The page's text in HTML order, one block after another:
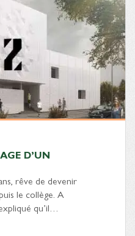
D’UN
rêve de devenir
le collège. A
qu’il…